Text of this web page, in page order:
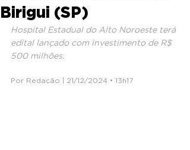
Birigui (SP)
Hospital Estadual do Alto Noroeste terá
edital lançado com investimento de R$
500 milhões.
Por Redação | 21/12/2024 • 13h17